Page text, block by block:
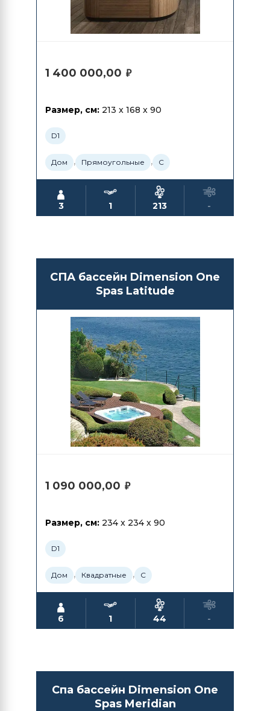
1 400 000,00 ₽
Размер, см: 213 x 168 x 90
D1
Дом , Прямоугольные , С
3 1 213 -
СПА бассейн Dimension One
Spas Latitude
1 090 000,00 ₽
Размер, см: 234 x 234 x 90
D1
Дом , Квадратные , С
6 1 44 -
Спа бассейн Dimension One
Spas Meridian